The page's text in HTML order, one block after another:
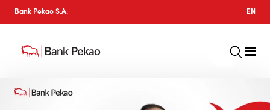
Bank Pekao S.A. EN